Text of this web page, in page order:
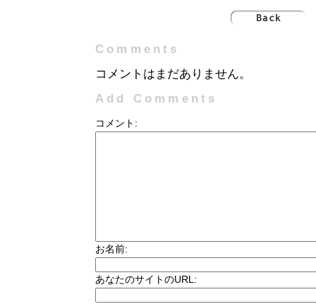
Comments
コメントはまだありません。
Add Comments
コメント:
お名前:
あなたのサイトのURL: